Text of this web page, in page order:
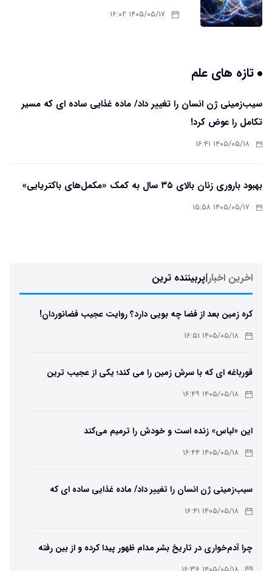
۱۴۰۵/۰۵/۱۷ ۱۶:۰۲
تازه های علم
سیب‌زمینی ژن انسان را تغییر داد/ ماده غذایی ساده ای که مسیر
تکامل را عوض کرد!
۱۴۰۵/۰۵/۱۸ ۱۶:۴۱
بهبود باروری زنان بالای ۳۵ سال به کمک «مکمل‌های باکتریایی»
۱۴۰۵/۰۵/۱۷ ۱۵:۵۸
اخرین اخبار|پربیننده ترین
کره زمین بعد از فضا چه بویی دارد؟ روایت عجیب فضانوردان!
۱۴۰۵/۰۵/۱۸ ۱۶:۵۱
قورباغه ای که با سرش زمین را می کند؛ یکی از عجیب ترین
دوزیستان جهان
۱۴۰۵/۰۵/۱۸ ۱۶:۴۹
این «لباس» زنده است و خودش را ترمیم می‌کند
۱۴۰۵/۰۵/۱۸ ۱۶:۴۴
سیب‌زمینی ژن انسان را تغییر داد/ ماده غذایی ساده ای که
مسیر تکامل را عوض کرد!
۱۴۰۵/۰۵/۱۸ ۱۶:۴۱
چرا آدم‌خواری در تاریخ بشر مدام ظهور پیدا کرده و از بین رفته
است؟